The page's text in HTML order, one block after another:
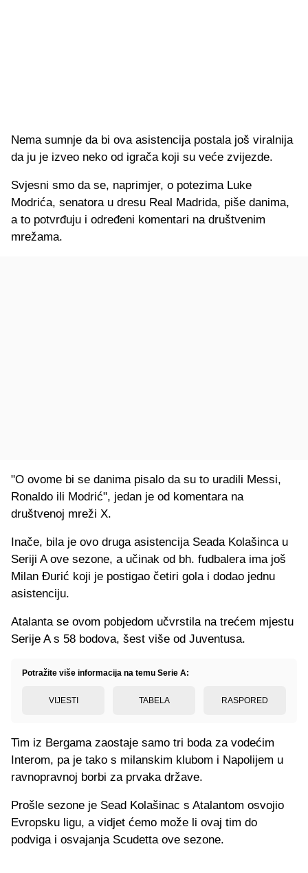
Nema sumnje da bi ova asistencija postala još viralnija
da ju je izveo neko od igrača koji su veće zvijezde.
Svjesni smo da se, naprimjer, o potezima Luke
Modrića, senatora u dresu Real Madrida, piše danima,
a to potvrđuju i određeni komentari na društvenim
mrežama.
"O ovome bi se danima pisalo da su to uradili Messi,
Ronaldo ili Modrić", jedan je od komentara na
društvenoj mreži X.
Inače, bila je ovo druga asistencija Seada Kolašinca u
Seriji A ove sezone, a učinak od bh. fudbalera ima još
Milan Đurić koji je postigao četiri gola i dodao jednu
asistenciju.
Atalanta se ovom pobjedom učvrstila na trećem mjestu
Serije A s 58 bodova, šest više od Juventusa.
Potražite više informacija na temu Serie A:
VIJESTI TABELA RASPORED
Tim iz Bergama zaostaje samo tri boda za vodećim
Interom, pa je tako s milanskim klubom i Napolijem u
ravnopravnoj borbi za prvaka države.
Prošle sezone je Sead Kolašinac s Atalantom osvojio
Evropsku ligu, a vidjet ćemo može li ovaj tim do
podviga i osvajanja Scudetta ove sezone.